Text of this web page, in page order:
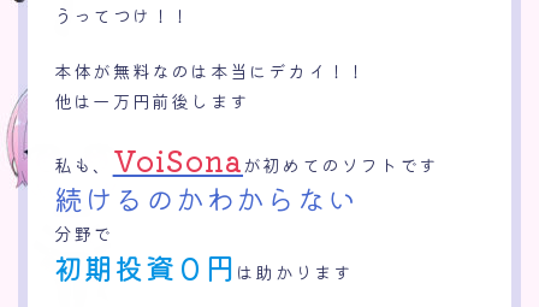
うってつけ！！
本体が無料なのは本当にデカイ！！
他は一万円前後します
私も、 VoiSonaが初めてのソフトです
続けるのかわからない
分野で
初期投資０円 は助かります